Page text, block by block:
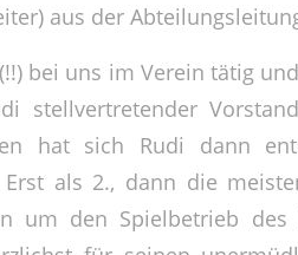
aus der
bei uns im Verein tätig
stellvertretender
hat sich Rudi dann
als 2., dann die
um den Spielbetrieb des